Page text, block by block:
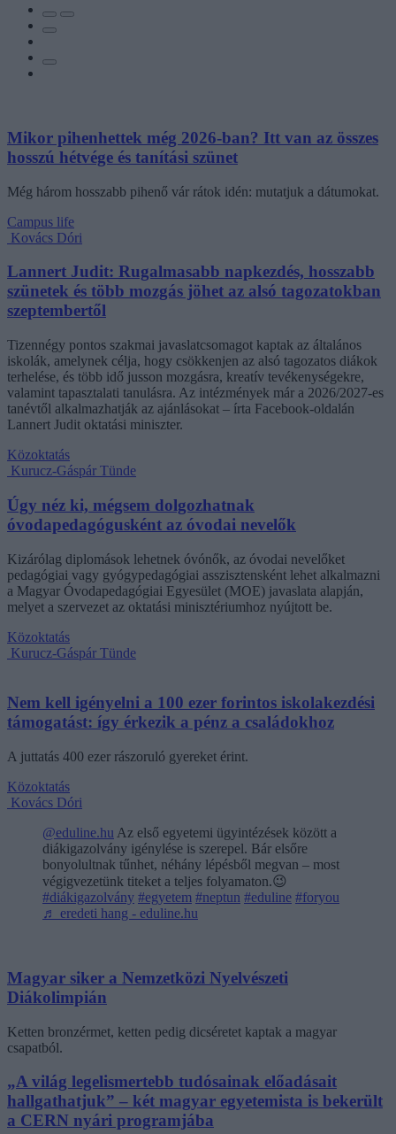
Mikor pihenhettek még 2026-ban? Itt van az összes
hosszú hétvége és tanítási szünet
Még három hosszabb pihenő vár rátok idén: mutatjuk a dátumokat.
Campus life
Kovács Dóri
Lannert Judit: Rugalmasabb napkezdés, hosszabb
szünetek és több mozgás jöhet az alsó tagozatokban
szeptembertől
Tizennégy pontos szakmai javaslatcsomagot kaptak az általános
iskolák, amelynek célja, hogy csökkenjen az alsó tagozatos diákok
terhelése, és több idő jusson mozgásra, kreatív tevékenységekre,
valamint tapasztalati tanulásra. Az intézmények már a 2026/2027-es
tanévtől alkalmazhatják az ajánlásokat – írta Facebook-oldalán
Lannert Judit oktatási miniszter.
Közoktatás
Kurucz-Gáspár Tünde
Úgy néz ki, mégsem dolgozhatnak
óvodapedagógusként az óvodai nevelők
Kizárólag diplomások lehetnek óvónők, az óvodai nevelőket
pedagógiai vagy gyógypedagógiai asszisztensként lehet alkalmazni
a Magyar Óvodapedagógiai Egyesület (MOE) javaslata alapján,
melyet a szervezet az oktatási minisztériumhoz nyújtott be.
Közoktatás
Kurucz-Gáspár Tünde
Nem kell igényelni a 100 ezer forintos iskolakezdési
támogatást: így érkezik a pénz a családokhoz
A juttatás 400 ezer rászoruló gyereket érint.
Közoktatás
Kovács Dóri
@eduline.hu Az első egyetemi ügyintézések között a
diákigazolvány igénylése is szerepel. Bár elsőre
bonyolultnak tűnhet, néhány lépésből megvan – most
végigvezetünk titeket a teljes folyamaton.😉
#diákigazolvány #egyetem #neptun #eduline #foryou
♬ eredeti hang - eduline.hu
Magyar siker a Nemzetközi Nyelvészeti
Diákolimpián
Ketten bronzérmet, ketten pedig dicséretet kaptak a magyar
csapatból.
„A világ legelismertebb tudósainak előadásait
hallgathatjuk” – két magyar egyetemista is bekerült
a CERN nyári programjába